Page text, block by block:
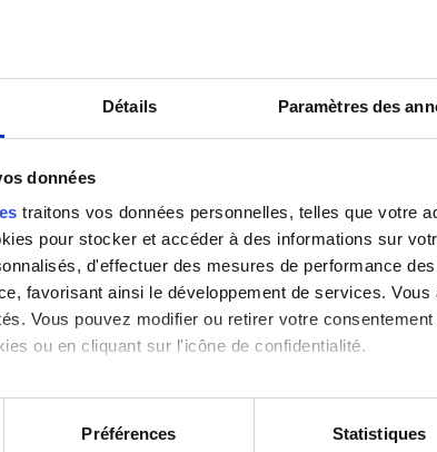
Détails Paramètres des
données
traitons vos données personnelles, telles que votre
pour stocker et accéder à des informations sur
d'effectuer des mesures de performance
favorisant ainsi le développement de services.
Vous pouvez modifier ou retirer votre
ou en cliquant sur l'icône de confidentialité.
également :
sur votre localisation géographique qui peuvent
Préférences Statistiques
La chute d'Icare
Pieter I Bruegel (?)
La chute des anges
Pieter I Bruegel